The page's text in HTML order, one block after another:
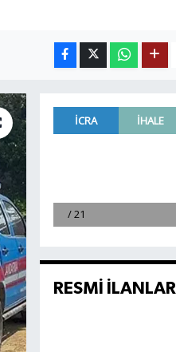
RESMİ İLANLAR